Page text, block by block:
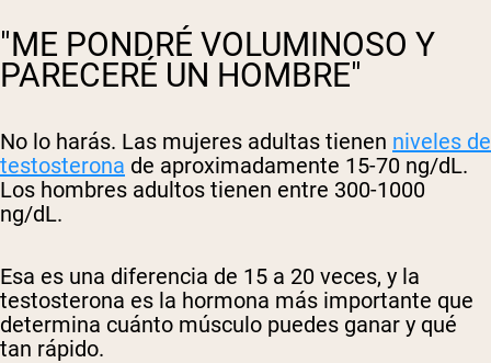
"ME PONDRÉ VOLUMINOSO Y
PARECERÉ UN HOMBRE"
No lo harás. Las mujeres adultas tienen niveles de
testosterona de aproximadamente 15-70 ng/dL.
Los hombres adultos tienen entre 300-1000
ng/dL.
Esa es una diferencia de 15 a 20 veces, y la
testosterona es la hormona más importante que
determina cuánto músculo puedes ganar y qué
tan rápido.